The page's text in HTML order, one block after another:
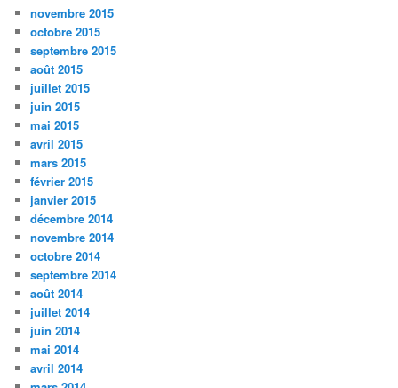
novembre 2015
octobre 2015
septembre 2015
août 2015
juillet 2015
juin 2015
mai 2015
avril 2015
mars 2015
février 2015
janvier 2015
décembre 2014
novembre 2014
octobre 2014
septembre 2014
août 2014
juillet 2014
juin 2014
mai 2014
avril 2014